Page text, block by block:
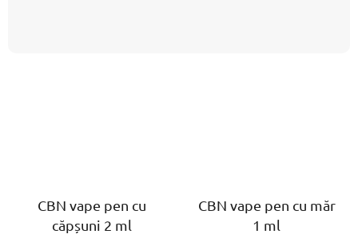
CBN vape pen cu
căpșuni 2 ml
CBN vape pen cu măr
1 ml